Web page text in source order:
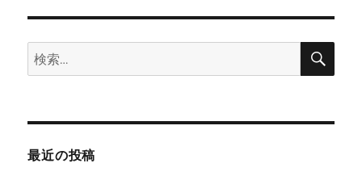
検
索:
検
最近の投稿